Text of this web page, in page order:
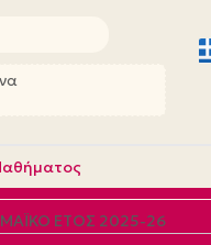
ΈΤΟΣ 2025-26